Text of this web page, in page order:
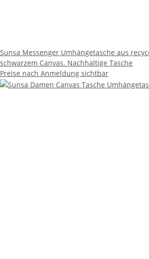
Sunsa Messenger Umhängetasche aus
schwarzem Canvas. Nachhaltige Tasche
Preise nach Anmeldung sichtbar